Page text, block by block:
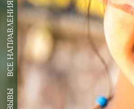
ВСЕ НАПРАВЛЕНИЯ